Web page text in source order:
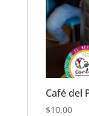
Café del
$10.00